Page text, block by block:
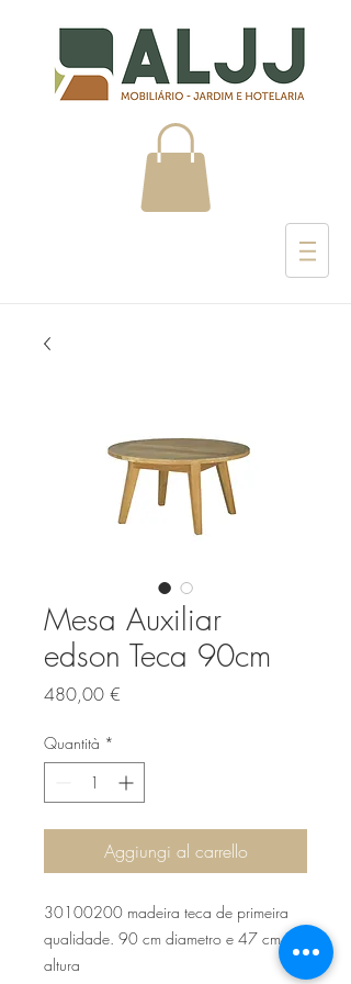
Mesa Auxiliar
edson Teca 90cm
480,00 €
Quantità *
Aggiungi al carrello
30100200 madeira teca de primeira
qualidade. 90 cm diametro e 47 cm
altura